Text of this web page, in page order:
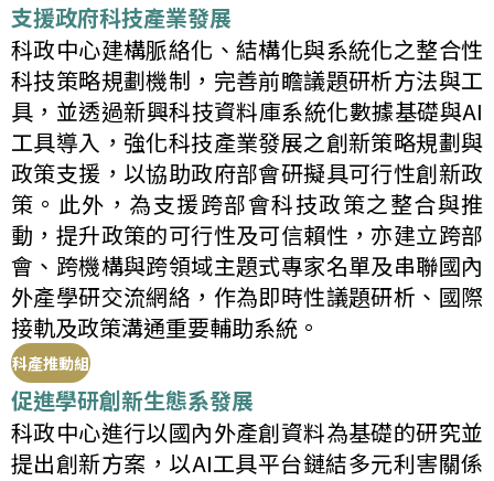
支援政府科技產業發展
科政中心建構脈絡化、結構化與系統化之整合性
科技策略規劃機制，完善前瞻議題研析方法與工
具，並透過新興科技資料庫系統化數據基礎與AI
工具導入，強化科技產業發展之創新策略規劃與
政策支援，以協助政府部會研擬具可行性創新政
策。此外，為支援跨部會科技政策之整合與推
動，提升政策的可行性及可信賴性，亦建立跨部
會、跨機構與跨領域主題式專家名單及串聯國內
外產學研交流網絡，作為即時性議題研析、國際
接軌及政策溝通重要輔助系統。
科產推動組
促進學研創新生態系發展
科政中心進行以國內外產創資料為基礎的研究並
提出創新方案，以AI工具平台鏈結多元利害關係